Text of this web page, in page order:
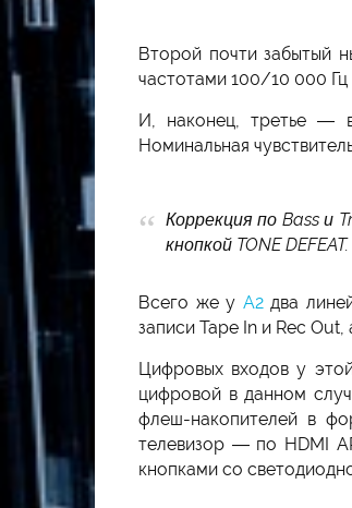
Второй почти забытый
частотами 100/10 000 Гц
И, наконец, третье —
Номинальная
Коррекция по Bass и
кнопкой TONE DEFEAT.
Всего же у A2два
записи Tape In и Rec
Цифровых входов у
цифровой в данном
флеш-накопителей в
телевизор — по HDMI
кнопками со